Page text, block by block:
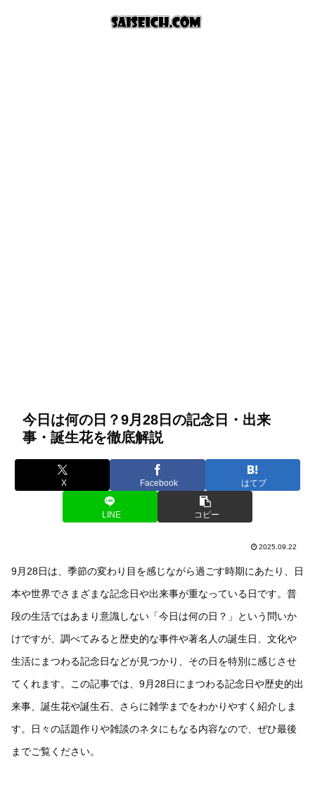
今日は何の日？9月28日の記念日・出来
事・誕生花を徹底解説
X Facebook はてブ
LINE コピー
2025.09.22
9月28日は、季節の変わり目を感じながら過ごす時期にあたり、日
本や世界でさまざまな記念日や出来事が重なっている日です。普
段の生活ではあまり意識しない「今日は何の日？」という問いか
けですが、調べてみると歴史的な事件や著名人の誕生日、文化や
生活にまつわる記念日などが見つかり、その日を特別に感じさせ
てくれます。この記事では、9月28日にまつわる記念日や歴史的出
来事、誕生花や誕生石、さらに雑学までをわかりやすく紹介しま
す。日々の話題作りや雑談のネタにもなる内容なので、ぜひ最後
までご覧ください。